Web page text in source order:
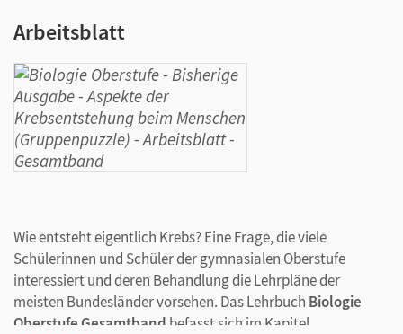
Arbeitsblatt
Wie entsteht eigentlich Krebs? Eine Frage, die viele
Schülerinnen und Schüler der gymnasialen Oberstufe
interessiert und deren Behandlung die Lehrpläne der
meisten Bundesländer vorsehen. Das Lehrbuch Biologie
Oberstufe Gesamtband befasst sich im Kapitel